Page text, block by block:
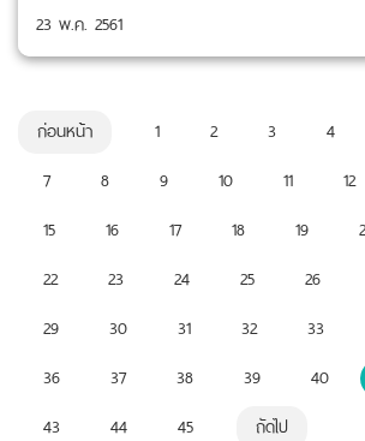
23 พ.ค. 2561
ก่อนหน้า 1 2 3 4
7
8 9 10 11 12
15
16 17 18 19
22
23 24 25 26
29
30 31 32 33
36
37 38 39 40
43
44 45 ถัดไป